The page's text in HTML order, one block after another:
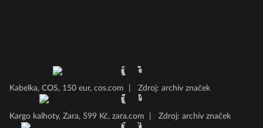
Kabelka, COS, 150 eur, cos.com Zdroj: archiv značek
Kargo kalhoty, Zara, 599 Kč, zara.com Zdroj: archiv značek